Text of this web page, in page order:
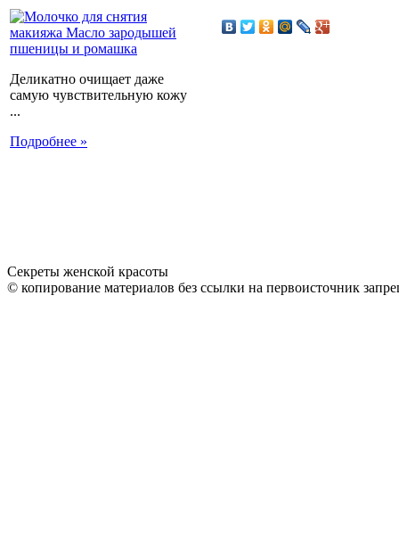
Деликатно очищает даже
самую чувствительную кожу
...
Подробнее »
Секреты женской красоты
© копирование материалов без ссылки на первоисточник